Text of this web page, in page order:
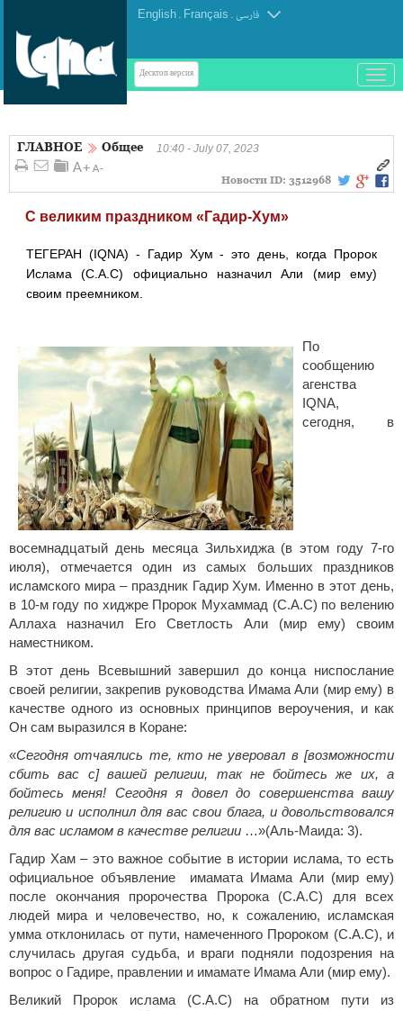
English . Français . فارسی
Десктоп-версия
باز
و
کردن
ГЛАВНОЕ Общее 10:40 - July 07, 2023
Новости ID: 3512968
С великим праздником «Гадир-Хум»
ТЕГЕРАН (IQNA) - Гадир Хум - это день, когда Пророк
Ислама (С.А.С) официально назначил Али (мир ему)
своим преемником.
По
сообщению
агенства
IQNA,
сегодня, в
восемнадцатый день месяца Зильхиджа (в этом году 7-го
июля), отмечается один из самых больших праздников
исламского мира – праздник Гадир Хум. Именно в этот день,
в 10-м году по хиджре Пророк Мухаммад (С.А.С) по велению
Аллаха назначил Его Светлость Али (мир ему) своим
наместником.
В этот день Всевышний завершил до конца ниспослание
своей религии, закрепив руководства Имама Али (мир ему) в
качестве одного из основных принципов вероучения, и как
Он сам выразился в Коране:
«Сегодня отчаялись те, кто не уверовал в [возможности
сбить вас с] вашей религии, так не бойтесь же их, а
бойтесь меня! Сегодня я довел до совершенства вашу
религию и исполнил для вас свои блага, и довольствовался
для вас исламом в качестве религии …»(Аль-Маида: 3).
Гадир Хам – это важное событие в истории ислама, то есть
официальное объявление имамата Имама Али (мир ему)
после окончания пророчества Пророка (С.А.С) для всех
людей мира и человечество, но, к сожалению, исламская
умма отклонилась от пути, намеченного Пророком (С.А.С), и
случилась другая судьба, и враги подняли подозрения на
вопрос о Гадире, правлении и имамате Имама Али (мир ему).
Великий Пророк ислама (С.А.С) на обратном пути из